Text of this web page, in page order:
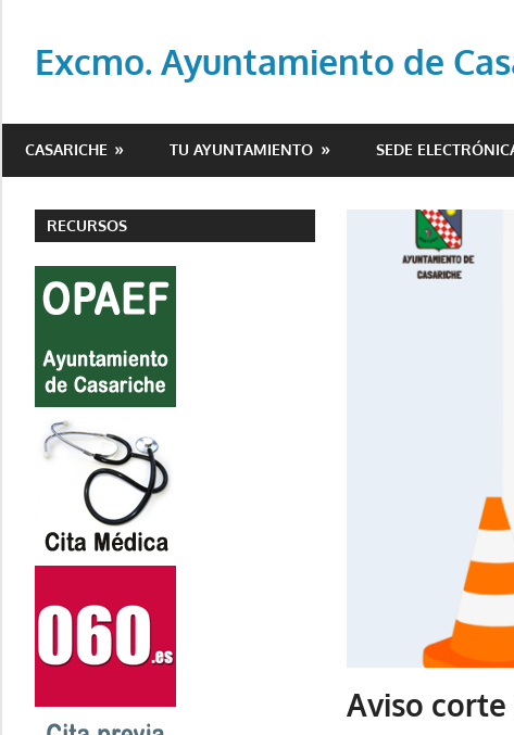
contenido
Excmo. Ayuntamiento de
del
de
Casariche
CASARICHE TU AYUNTAMIENTO SEDE
Aviso
RECURSOS